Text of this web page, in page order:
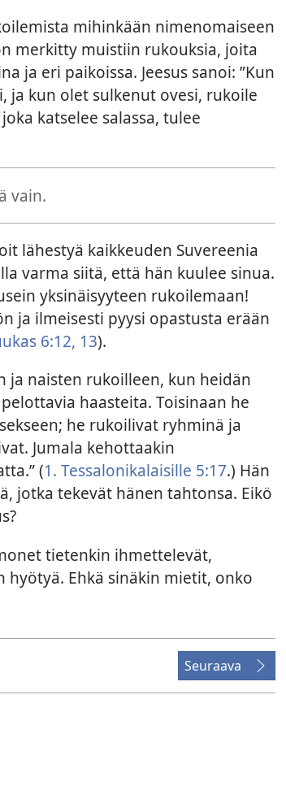
mihinkään nimenomaiseen
merkitty muistiin rukouksia, joita
ja eri paikoissa. Jeesus sanoi: ”Kun
ja kun olet sulkenut ovesi, rukoile
katselee salassa, tulee
vain.
lähestyä kaikkeuden Suvereenia
varma siitä, että hän kuulee sinua.
yksinäisyyteen rukoilemaan!
ja ilmeisesti pyysi opastusta erään
6:12, 13).
ja naisten rukoilleen, kun heidän
haasteita. Toisinaan he
he rukoilivat ryhminä ja
Jumala kehottaakin
(1. Tessalonikalaisille 5:17.) Hän
jotka tekevät hänen tahtonsa. Eikö
tietenkin ihmettelevät,
Ehkä sinäkin mietit, onko
Seuraava